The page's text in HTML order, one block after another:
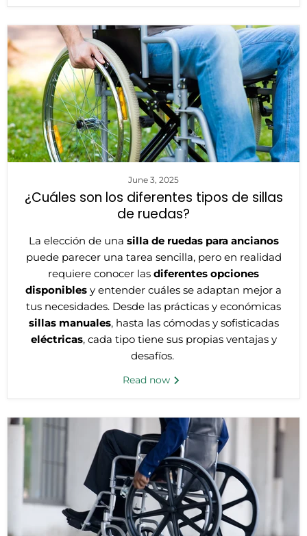
June 3, 2025
¿Cuáles son los diferentes tipos de sillas
de ruedas?
La elección de una silla de ruedas para ancianos
puede parecer una tarea sencilla, pero en realidad
requiere conocer las diferentes opciones
disponibles y entender cuáles se adaptan mejor a
tus necesidades. Desde las prácticas y económicas
sillas manuales, hasta las cómodas y sofisticadas
eléctricas, cada tipo tiene sus propias ventajas y
desafíos.
Read now